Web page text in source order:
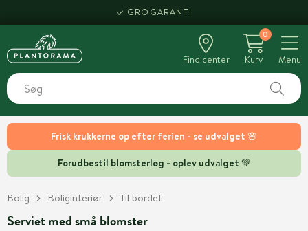
Frisk krukkerne op efter ferien - se udvalget 🌸
Forudbestil blomsterløg - oplev udvalget 💚
GROGARANTI
Find center
0
Kurv
Menu
Bolig Boliginteriør Til bordet
Serviet med små blomster